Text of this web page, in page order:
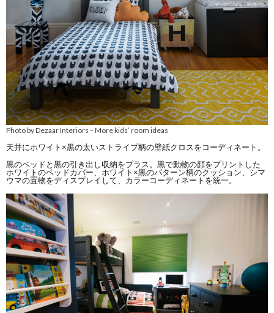
Photo by Dezaar Interiors –More kids’ room ideas
天井にホワイト×黒の太いストライプ柄の壁紙クロスをコーディネート。
黒のベッドと黒の引き出し収納をプラス。黒で動物の顔をプリントした
ホワイトのベッドカバー、ホワイト×黒のパターン柄のクッション、シマ
ウマの置物をディスプレイして、カラーコーディネートを統一。